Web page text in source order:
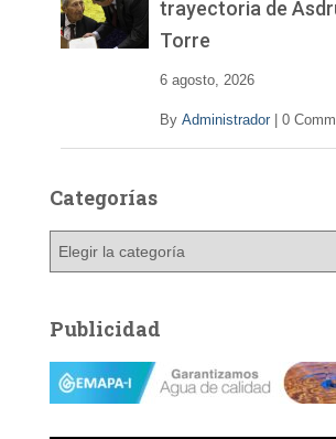
trayectoria de
Torre
6 agosto, 2026
By Administrador 0
Categorías
g
o
Publicidad